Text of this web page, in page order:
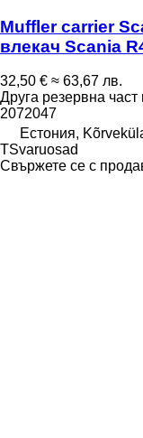
Muffler carrier
влекач Scania
32,50 € ≈ 63,67 лв.
Друга резервна част
2072047
Естония,
TSvaruosad
Свържете се с